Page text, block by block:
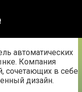
автоматических
Компания
сочетающих в себе
дизайн.